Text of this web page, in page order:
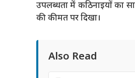
उपलब्धता में कठिनाइयों का
की कीमत पर दिखा।
Also Read